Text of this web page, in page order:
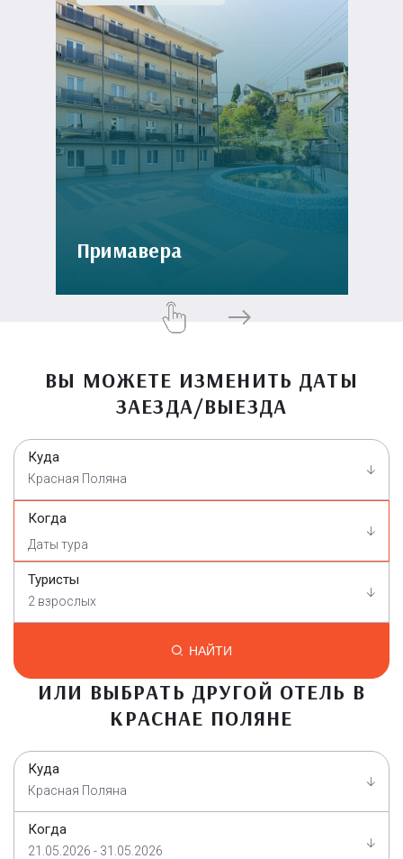
Примавера
ВЫ МОЖЕТЕ ИЗМЕНИТЬ ДАТЫ
ЗАЕЗДА/ВЫЕЗДА
Куда
Красная Поляна
Когда
Туристы
2 взрослых
НАЙТИ
ИЛИ ВЫБРАТЬ ДРУГОЙ ОТЕЛЬ В
КРАСНАЕ ПОЛЯНЕ
Куда
Красная Поляна
Когда
21.05.2026 - 31.05.2026